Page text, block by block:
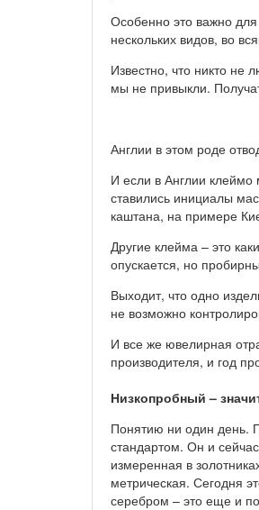
Особенно это важно
нескольких видов, во
Известно, что никто не
мы не привыкли.
Англии в этом роде
И если в Англии
ставились инициалы
каштана, на примере
Другие клейма – это
опускается, но
Выходит, что одно
не возможно
И все же ювелирная
производителя, и год
Низкопробный –
Понятию ни один день.
стандартом. Он и
измеренная в
метрическая. Сегодня
серебром – это еще и